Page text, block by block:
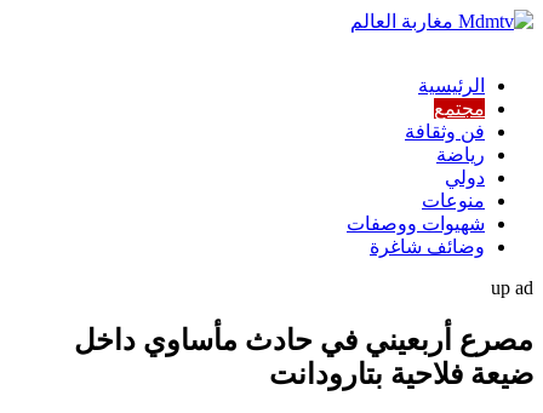
الرئيسية
مجتمع
فن وثقافة
رياضة
دولي
منوعات
شهيوات ووصفات
وضائف شاغرة
up ad
مصرع أربعيني في حادث مأساوي داخل
ضيعة فلاحية بتارودانت